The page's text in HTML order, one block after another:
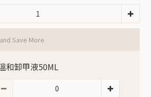
Save More
和卸甲液50ML